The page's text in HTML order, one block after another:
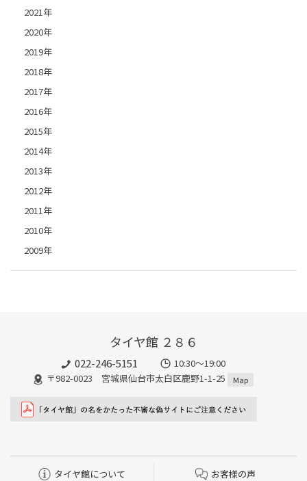
2021年
2020年
2019年
2018年
2017年
2016年
2015年
2014年
2013年
2012年
2011年
2010年
2009年
タイヤ館 ２８６
022-246-5151
10:30～19:00
〒982-0023 宮城県仙台市太白区鹿野1-1-25
Map
タイヤ館について お客様の声